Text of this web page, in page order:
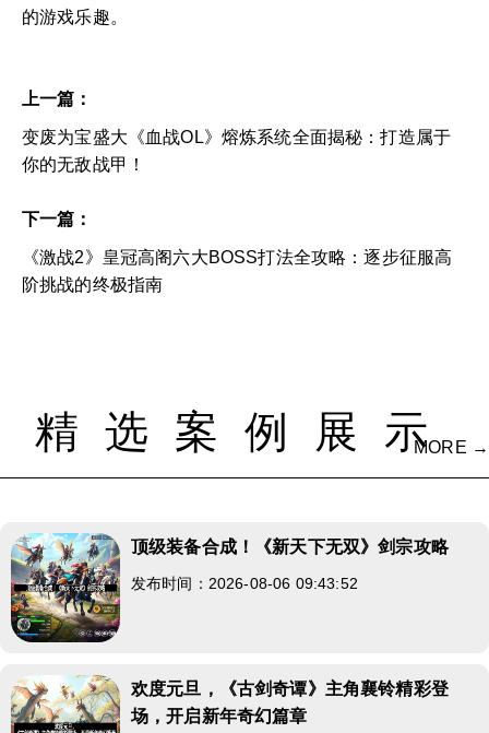
的游戏乐趣。
上一篇：
变废为宝盛大《血战OL》熔炼系统全面揭秘：打造属于
你的无敌战甲！
下一篇：
《激战2》皇冠高阁六大BOSS打法全攻略：逐步征服高
阶挑战的终极指南
精选案例展示MORE →
顶级装备合成！《新天下无双》剑宗攻略
发布时间：2026-08-06 09:43:52
欢度元旦，《古剑奇谭》主角襄铃精彩登
场，开启新年奇幻篇章